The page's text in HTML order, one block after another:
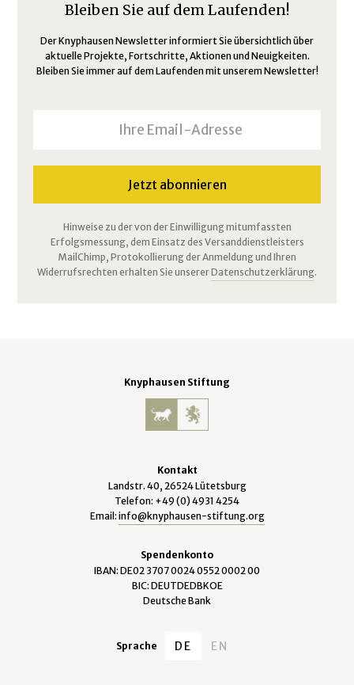
Bleiben Sie auf dem Laufenden!
Der Knyphausen Newsletter informiert Sie übersichtlich über
aktuelle Projekte, Fortschritte, Aktionen und Neuigkeiten.
Bleiben Sie immer auf dem Laufenden mit unserem Newsletter!
Hinweise zu der von der Einwilligung mitumfassten
Erfolgsmessung, dem Einsatz des Versanddienstleisters
MailChimp, Protokollierung der Anmeldung und Ihren
Widerrufsrechten erhalten Sie unsererDatenschutzerklärung.
Knyphausen Stiftung
Kontakt
Landstr. 40, 26524 Lütetsburg
Telefon: +49 (0) 4931 4254
Email: info@knyphausen-stiftung.org
Spendenkonto
IBAN: DE02 3707 0024 0552 0002 00
BIC: DEUTDEDBKOE
Deutsche Bank
Sprache DE EN